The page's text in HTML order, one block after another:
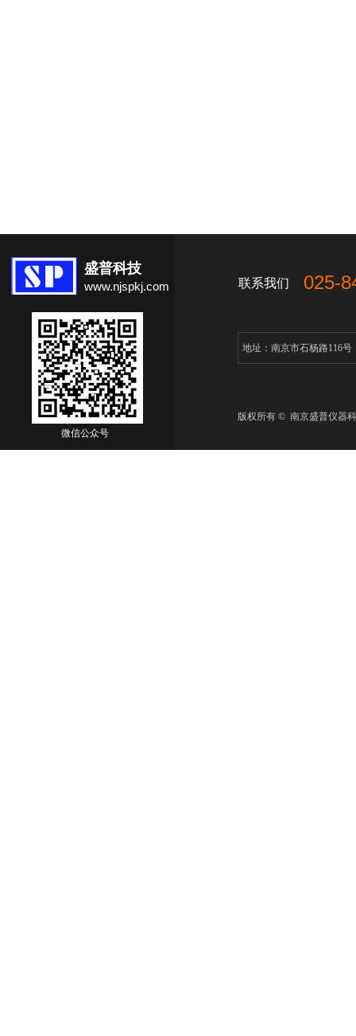
联系我们
版权所有 © 南京盛普仪器
微信公众号
盛普科技
www.njspkj.com 025-
地址：南京市石杨路116